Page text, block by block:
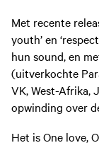
Met recente
youth’ en
hun sound, en
(uitverkochte
VK, West-Afrika,
opwinding over
Het is One love,